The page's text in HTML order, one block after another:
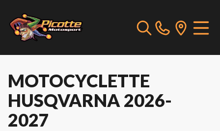
MOTOCYCLETTE
HUSQVARNA 2026-
2027